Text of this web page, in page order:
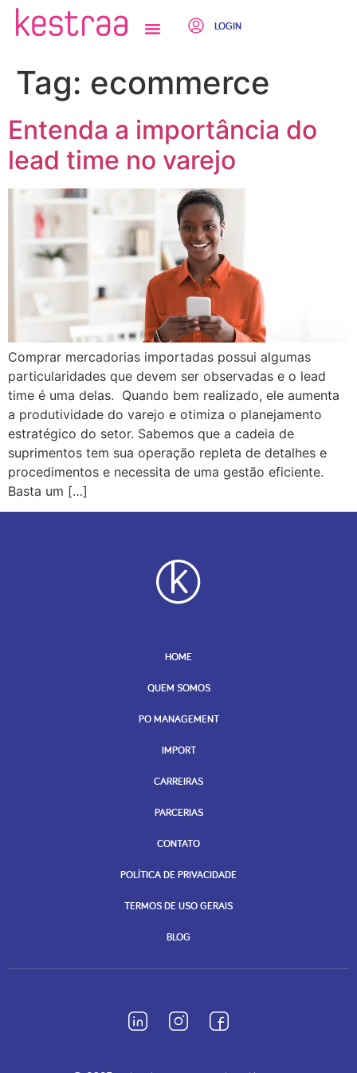
LOGIN
Tag: ecommerce
Entenda a importância do
lead time no varejo
Comprar mercadorias importadas possui algumas
particularidades que devem ser observadas e o lead
time é uma delas. Quando bem realizado, ele aumenta
a produtividade do varejo e otimiza o planejamento
estratégico do setor. Sabemos que a cadeia de
suprimentos tem sua operação repleta de detalhes e
procedimentos e necessita de uma gestão eficiente.
Basta um […]
HOME
QUEM SOMOS
PO MANAGEMENT
IMPORT
CARREIRAS
PARCERIAS
CONTATO
POLÍTICA DE PRIVACIDADE
TERMOS DE USO GERAIS
BLOG